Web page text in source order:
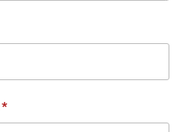
*